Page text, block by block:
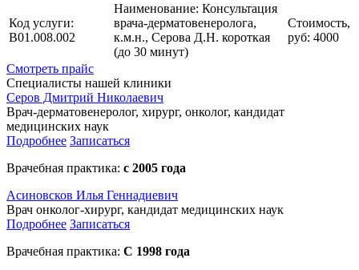
Код услуги:
B01.008.002
Наименование: Консультация
врача-дерматовенеролога,
к.м.н., Серова Д.Н. короткая
(до 30 минут)
Стоимость,
руб: 4000
Смотреть прайс
Специалисты нашей клиники
Серов Дмитрий Николаевич
Врач-дерматовенеролог, хирург, онколог, кандидат
медицинских наук
Подробнее Записаться
Врачебная практика: с 2005 года
Асиновсков Илья Геннадиевич
Врач онколог-хирург, кандидат медицинских наук
Подробнее Записаться
Врачебная практика: С 1998 года